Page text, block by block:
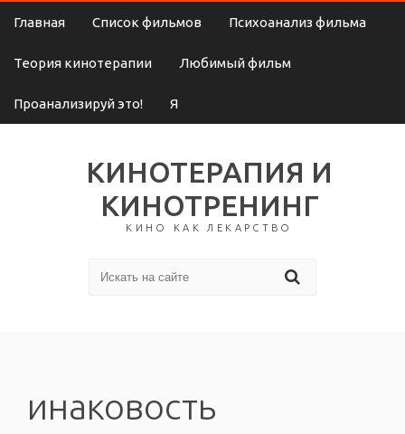
Главная Список фильмов Психоанализ фильма
Теория кинотерапии Любимый фильм
Проанализируй это! Я
КИНОТЕРАПИЯ И
КИНОТРЕНИНГ
КИНО КАК ЛЕКАРСТВО
инаковость